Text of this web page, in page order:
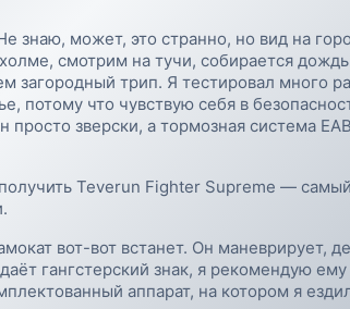
знаю, может, это странно, но вид на
смотрим на тучи, собирается
трип. Я тестировал много
потому что чувствую себя в
зверски, а тормозная система
Teverun Fighter Supreme —
вот-вот встанет. Он маневрирует,
гангстерский знак, я рекомендую ему
аппарат, на котором я